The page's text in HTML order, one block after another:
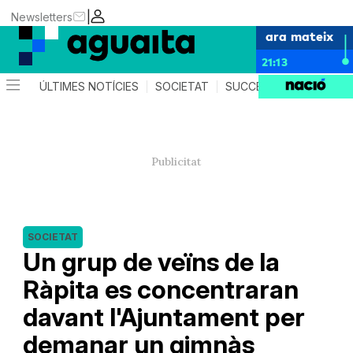
|
Newsletters
ara mateix
21:13
ÚLTIMES NOTÍCIES SOCIETAT SUCCESSOS AGENDA
Un grup de veïns de la
Ràpita es concentraran
davant l'Ajuntament per
demanar un gimnàs
SOCIETAT